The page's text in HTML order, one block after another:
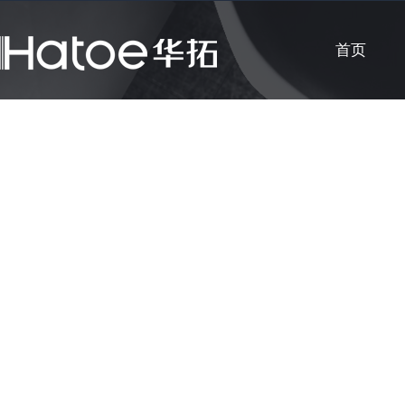
首页
公司新闻 知识课堂